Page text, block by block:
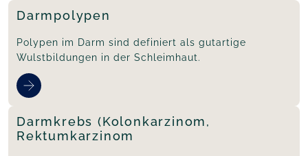
Darmpolypen
Polypen im Darm sind definiert als gutartige
Wulstbildungen in der Schleimhaut.
Darmkrebs (Kolonkarzinom,
Rektumkarzinom